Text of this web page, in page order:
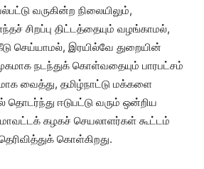
வருகின்ற நிலையிலும்,
சிறப்பு திட்டத்தையும் வழங்காமல்,
செய்யாமல், இரயில்வே துறையின்
நடந்துக் கொள்வதையும் பாரபட்சம்
வைத்து, தமிழ்நாட்டு மக்களை
தொடர்ந்து ஈடுபட்டு வரும் ஒன்றிய
மாவட்டக் கழகச் செயலாளர்கள் கூட்டம்
கொள்கிறது.